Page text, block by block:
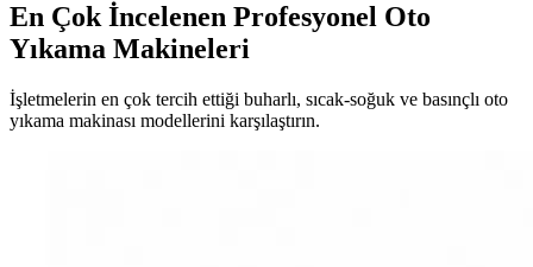
En Çok İncelenen Profesyonel Oto
Yıkama Makineleri
İşletmelerin en çok tercih ettiği buharlı, sıcak-soğuk ve basınçlı oto
yıkama makinası modellerini karşılaştırın.